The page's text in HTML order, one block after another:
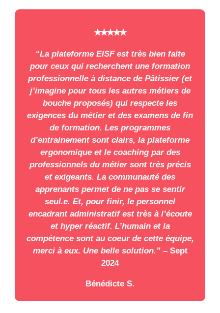
⭑⭑⭑⭑⭑
“La plateforme EISF est très bien faite
pour ceux qui recherchent une formation
professionnelle à distance de Pâtissier (et
j’imagine pour tous les autres métiers de
bouche proposés) qui respecte les
exigences du métier et des examens de fin
de formation. Les programmes
d’entrainement sont clairs, la plateforme
ergonomique et le coaching par des
professionnels du métier sont très précis
et exigeants. La communauté des
apprenants permet de ne pas se sentir
seul.e. Et, pour finir, le personnel
encadrant administratif est très à l’écoute
et hyper réactif. L’humain et la
compétence sont au coeur de cette équipe,
merci à eux. Une belle solution.”– Sept
2024
Bénédicte S.